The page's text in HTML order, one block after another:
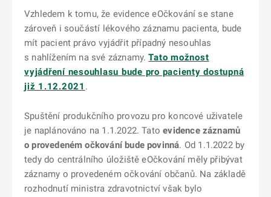
Vzhledem k tomu, že evidence eOčkování se stane
zároveň i součástí lékového záznamu pacienta, bude
mít pacient právo vyjádřit případný nesouhlas
s nahlížením na své záznamy.Tato možnost
vyjádření nesouhlasu bude pro pacienty dostupná
již 1.12.2021 .
Spuštění produkčního provozu pro koncové uživatele
je naplánováno na 1.1.2022. Tatoevidence záznamů
o provedeném očkování bude povinná. Od 1.1.2022 by
tedy do centrálního úložiště eOčkování měly přibývat
záznamy o provedeném očkování občanů. Na základě
rozhodnutí ministra zdravotnictví však bylo